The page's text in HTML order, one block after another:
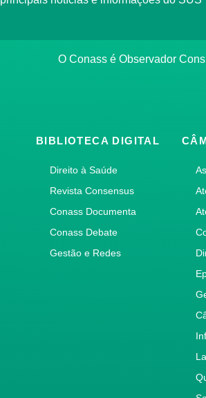
O Conass é Observador
BIBLIOTECA DIGITAL
Direito à Saúde
Revista Consensus
Conass Documenta
Conass Debate
Gestão e Redes